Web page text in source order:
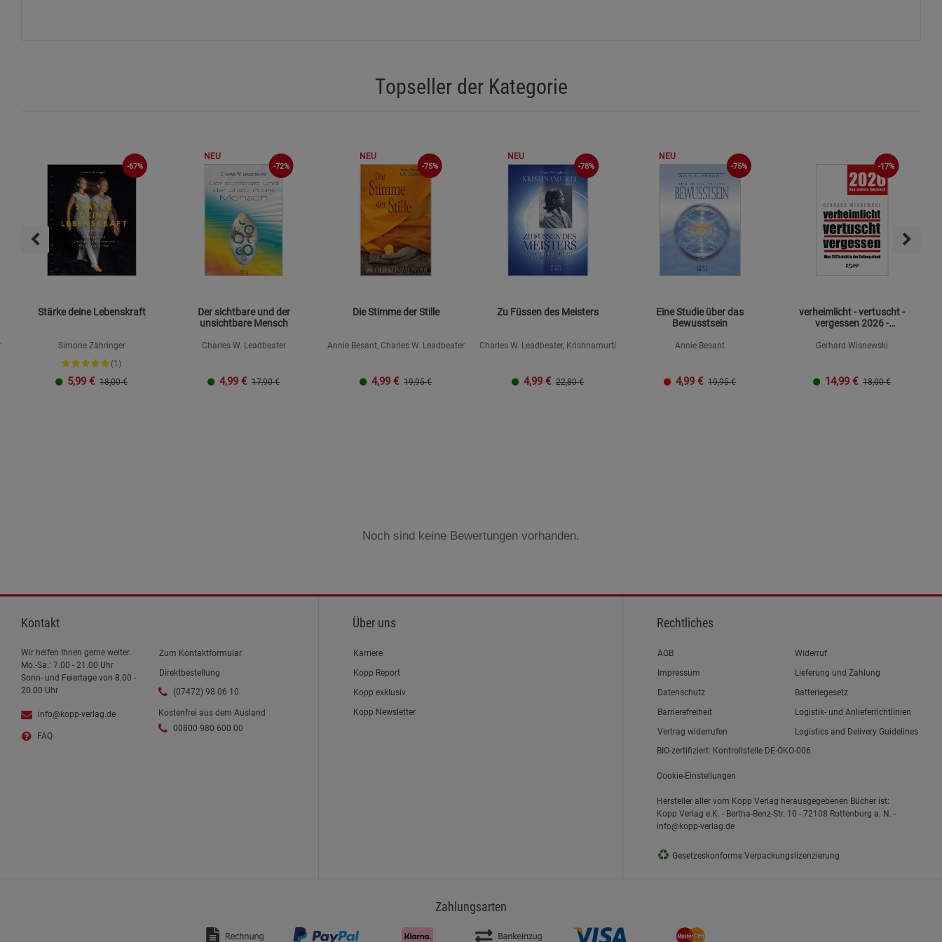
Topseller der Kategorie
-67%
Stärke deine Lebenskraft
Simone Zähringer
(1)
5,99 € 18,00 €
NEU
-72%
Der sichtbare und der
unsichtbare Mensch
Charles W. Leadbeater
4,99 € 17,90 €
NEU
-75%
Die Stimme der Stille
Annie Besant, Charles W. Leadbeater
4,99 € 19,95 €
NEU
-78%
Zu Füssen des Meisters
Charles W. Leadbeater, Krishnamurti
4,99 € 22,80 €
NEU
-75%
Eine Studie über das
Bewusstsein
Annie Besant
4,99 € 19,95 €
-17%
verheimlicht - vertuscht -
vergessen 2026 -
Gerhard Wisnewski
14,99 € 18,00 €
Noch sind keine Bewertungen vorhanden.
Kontakt
Wir helfen Ihnen gerne weiter.
Mo.-Sa.: 7.00 - 21.00 Uhr
Sonn- und Feiertage von 8.00 -
20.00 Uhr
info@kopp-verlag.de
FAQ
Zum Kontaktformular
Direktbestellung
(07472) 98 06 10
Kostenfrei aus dem Ausland
00800 980 600 00
Über uns
Karriere
Kopp Report
Kopp exklusiv
Kopp Newsletter
Rechtliches
Link zum/zur
AGB
Link zum/zur
Impressum
Link zum/zur
Datenschutz
Link zum/zur
Barrierefreiheit
Vertrag widerrufen
Widerruf
Lieferung und Zahlung
Batteriegesetz
Logistik- und Anlieferrichtlinien
Logistics and Delivery Guidelines
BIO-zertifiziert: Kontrollstelle DE-ÖKO-006
Cookie-Einstellungen
Hersteller aller vom Kopp Verlag herausgegebenen Bücher ist:
Kopp Verlag e.K. - Bertha-Benz-Str. 10 - 72108 Rottenburg a. N. -
info@kopp-verlag.de
♻ Gesetzeskonforme Verpackungslizenzierung
Zahlungsarten